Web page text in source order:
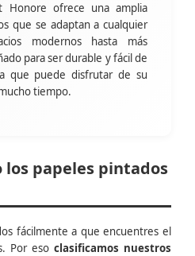
Honore ofrece una amplia
que se adaptan a cualquier
modernos hasta más
para ser durable y fácil de
que puede disfrutar de su
tiempo.
los papeles pintados
fácilmente a que encuentres el
Por eso clasificamos nuestros